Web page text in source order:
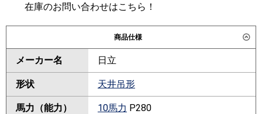
在庫のお問い合わせはこちら！
商品仕様
メーカー名 日立
形状 天井吊形
馬力（能力） 10馬力 P280